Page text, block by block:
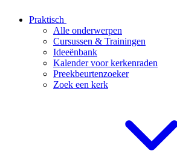
Praktisch
Alle onderwerpen
Cursussen & Trainingen
Ideeënbank
Kalender voor kerkenraden
Preekbeurtenzoeker
Zoek een kerk